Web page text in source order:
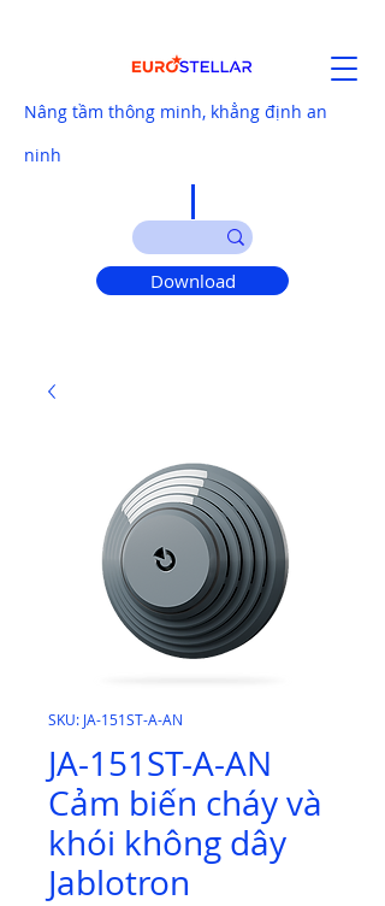
Nâng tầm thông minh, khẳng định an
ninh
Download
SKU: JA-151ST-A-AN
JA-151ST-A-AN
Cảm biến cháy và
khói không dây
Jablotron